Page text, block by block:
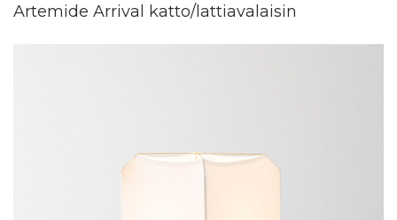
Artemide Arrival katto/lattiavalaisin